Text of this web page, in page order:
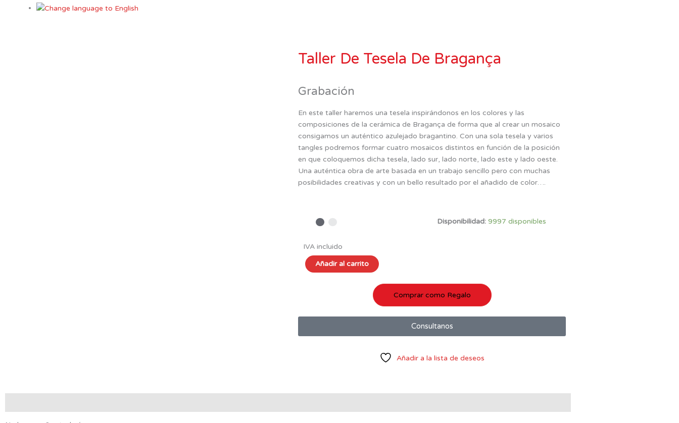
Taller De Tesela De Bragança
Grabación
En este taller haremos una tesela inspirándonos en los colores y las
composiciones de la cerámica de Bragança de forma que al crear un mosaico
consigamos un auténtico azulejado bragantino. Con una sola tesela y varios
tangles podremos formar cuatro mosaicos distintos en función de la posición
en que coloquemos dicha tesela, lado sur, lado norte, lado este y lado oeste.
Una auténtica obra de arte basada en un trabajo sencillo pero con muchas
posibilidades creativas y con un bello resultado por el añadido de color….
IVA incluido
Disponibilidad: 9997 disponibles
Taller
De
cantidad
Añadir al carrito
Comprar como Regalo
Consultanos
Añadir a la lista de deseos